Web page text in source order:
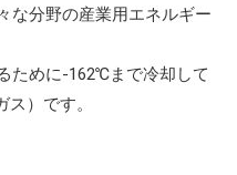
な分野の産業用エネルギー
ために-162℃まで冷却して
）です。